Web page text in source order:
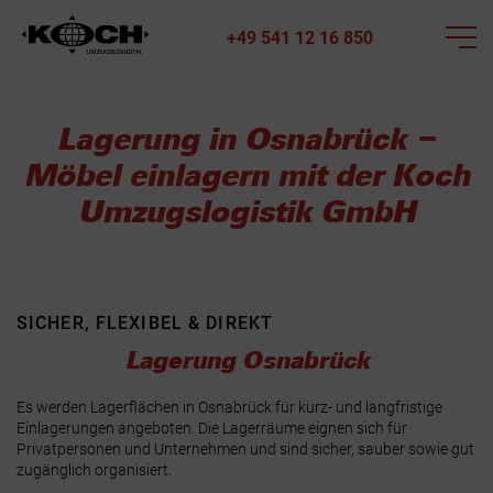
+49 541 12 16 850
Lagerung in Osnabrück –
Möbel einlagern mit der Koch
Umzugslogistik GmbH
SICHER, FLEXIBEL & DIREKT
Lagerung Osnabrück
Es werden Lagerflächen in Osnabrück für kurz- und langfristige
Einlagerungen angeboten. Die Lagerräume eignen sich für
Privatpersonen und Unternehmen und sind sicher, sauber sowie gut
zugänglich organisiert.